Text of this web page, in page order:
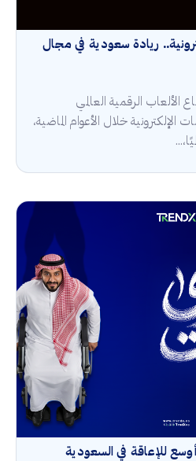
ريادة سعودية في مجال
الألعاب الرقمية العالمي
الإلكترونية خلال الأعوام الماضية،
للإعاقة في السعودية